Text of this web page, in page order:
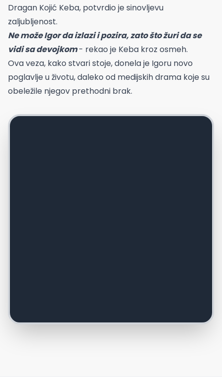
Dragan Kojić Keba, potvrdio je sinovljevu
zaljubljenost.
Ne može Igor da izlazi i pozira, zato što žuri da se
vidi sa devojkom- rekao je Keba kroz osmeh.
Ova veza, kako stvari stoje, donela je Igoru novo
poglavlje u životu, daleko od medijskih drama koje su
obeležile njegov prethodni brak.